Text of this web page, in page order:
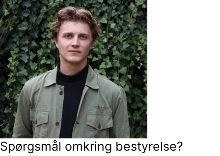
Spørgsmål omkring bestyrelse?